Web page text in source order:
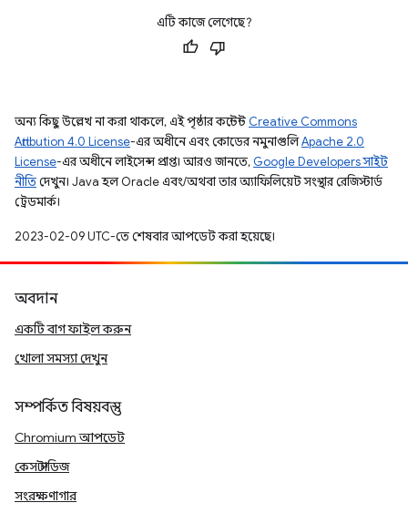
এটি কাজে লেগেছে?
অন্য কিছু উল্লেখ না করা থাকলে, এই পৃষ্ঠার কন্টেন্ট Creative Commons
Attribution 4.0 License-এর অধীনে এবং কোডের নমুনাগুলিApache 2.0
License-এর অধীনে লাইসেন্স প্রাপ্ত। আরও জানতে, Google Developers সাইট
নীতিদেখুন। Java হল Oracle এবং/অথবা তার অ্যাফিলিয়েট সংস্থার রেজিস্টার্ড
ট্রেডমার্ক।
2023-02-09 UTC-তে শেষবার আপডেট করা হয়েছে।
অবদান
একটি বাগ ফাইল করুন
খোলা সমস্যা দেখুন
সম্পর্কিত বিষয়বস্তু
Chromium আপডেট
কেস স্টাডিজ
সংরক্ষণাগার